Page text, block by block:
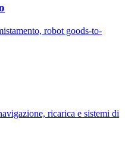
robot goods-to-
ricarica e sistemi di